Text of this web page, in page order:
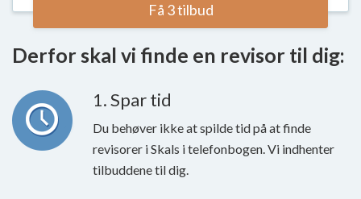
Få 3 tilbud
Derfor skal vi finde en revisor til dig:
1. Spar tid
Du behøver ikke at spilde tid på at finde
revisorer i Skals i telefonbogen. Vi indhenter
tilbuddene til dig.